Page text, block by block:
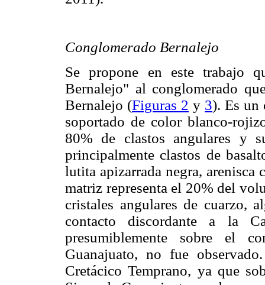
Conglomerado Bernalejo
Se propone en este trabajo
Bernalejo" al conglomerado
Bernalejo (Figuras 2 y 3). Es un
soportado de color blanco-
80% de clastos angulares y
principalmente clastos de
lutita apizarrada negra, arenisca
matriz representa el 20% del
cristales angulares de cuarzo,
contacto discordante a la
presumiblemente sobre el
Guanajuato, no fue
Cretácico Temprano, ya que